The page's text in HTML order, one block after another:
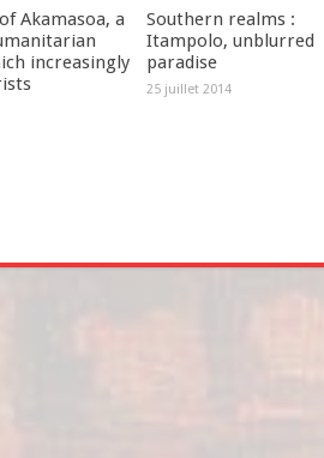
Akamasoa, a
increasingly
Southern realms :
Itampolo, unblurred
paradise
25 juillet 2014